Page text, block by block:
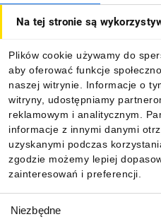
Na tej stronie są
Plików cookie używamy do
aby oferować funkcje
naszej witrynie. Informacje o
witryny, udostępniamy
reklamowym i analitycznym.
informacje z innymi danymi
uzyskanymi podczas
zgodzie możemy lepiej
zainteresowań i preferencji.
zgody
Niezbędne
Informacje
Pobierz naszą